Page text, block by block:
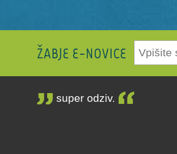
ŽABJE E-NOVICE
super odziv.